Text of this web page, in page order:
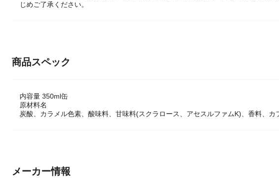
じめご了承ください。
商品スペック
内容量 350ml缶
原材料名
炭酸、カラメル色素、酸味料、甘味料(スクラロース、アセスルファムK)、香料、カ
メーカー情報